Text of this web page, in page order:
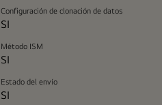
Configuración de clonación de datos
SI
Método ISM
SI
Estado del envío
SI